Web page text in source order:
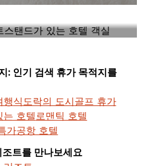
: 인기 검색 휴가 목적지를
행식도락의 도시골프 휴가
는 호텔 로맨틱 호텔
가공항 호텔
트를 만나보세요